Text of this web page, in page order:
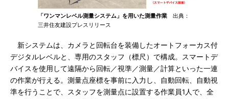
「ワンマンレベル測量システム」を用いた測量作業 出典：
三井住友建設プレスリリース
新システムは、カメラと回転台を装備したオートフォーカス付
デジタルレベルと、専用のスタッフ（標尺）で構成。スマートデ
バイスを使用して遠隔から回転／視準／測量／計算といった一連
の作業が行える。測量点座標を事前に入力し、自動回転、自動視
準を行うことで、スタッフを測量点に設置する作業員1人で、全